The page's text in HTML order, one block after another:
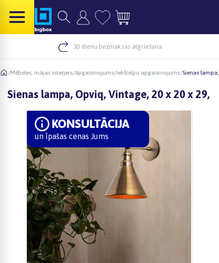
30 dienu bezmaksas atgriešana
/Mēbeles, mājas interjers/Apgaismojums/Iekštelpu apgaismojums/Sienas
Sienas lampa, Opviq, Vintage, 20 x 20 x 29,
KONSULTĀCIJA
un īpašas cenas Jums